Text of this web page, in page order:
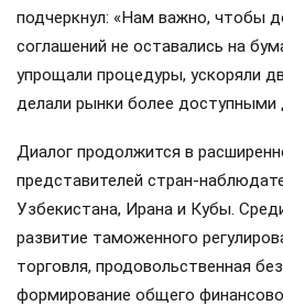
подчеркнул: «Нам важно, чтобы
соглашений не оставались на
упрощали процедуры, ускоряли
делали рынки более доступными
Диалог продолжится в
представителей стран-
Узбекистана, Ирана и Кубы.
развитие таможенного
торговля, продовольственная
формирование общего